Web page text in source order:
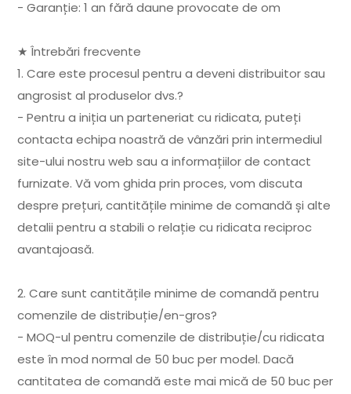
- Garanție: 1 an fără daune provocate de om
★ Întrebări frecvente
1. Care este procesul pentru a deveni distribuitor sau
angrosist al produselor dvs.?
- Pentru a iniția un parteneriat cu ridicata, puteți
contacta echipa noastră de vânzări prin intermediul
site-ului nostru web sau a informațiilor de contact
furnizate. Vă vom ghida prin proces, vom discuta
despre prețuri, cantitățile minime de comandă și alte
detalii pentru a stabili o relație cu ridicata reciproc
avantajoasă.
2. Care sunt cantitățile minime de comandă pentru
comenzile de distribuție/en-gros?
- MOQ-ul pentru comenzile de distribuție/cu ridicata
este în mod normal de 50 buc per model. Dacă
cantitatea de comandă este mai mică de 50 buc per